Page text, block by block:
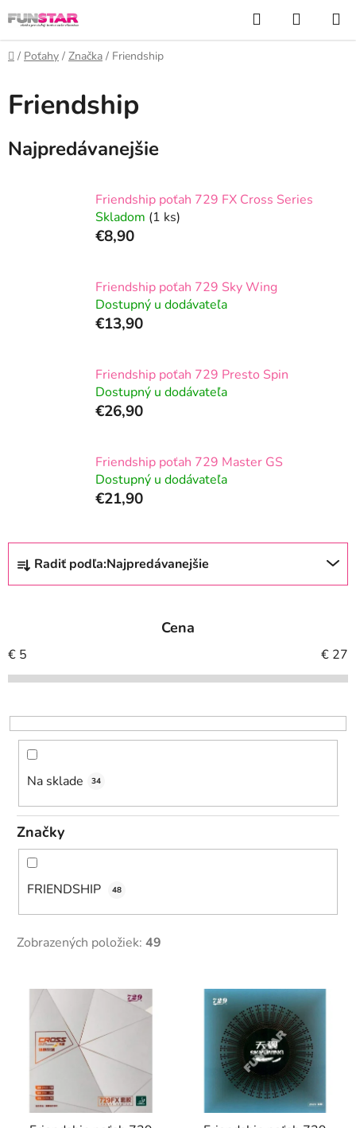
na
obsah
Hľadať
KOŠÍK
Domov
/ Poťahy / Značka / Friendship
Friendship
Najpredávanejšie
Friendship poťah 729 FX Cross Series
Skladom (1 ks)
€8,90
Friendship poťah 729 Sky Wing
Dostupný u dodávateľa
€13,90
Friendship poťah 729 Presto Spin
Dostupný u dodávateľa
€26,90
Friendship poťah 729 Master GS
Dostupný u dodávateľa
€21,90
R
d
i
e
r
o
o
Radiť podľa:Najpredávanejšie
Cena
€ 5 € 27
Na sklade 34
Značky
FRIENDSHIP 48
Zobrazených položiek: 49